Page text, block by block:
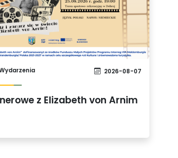
2026-08-07
z Elizabeth von Arnim